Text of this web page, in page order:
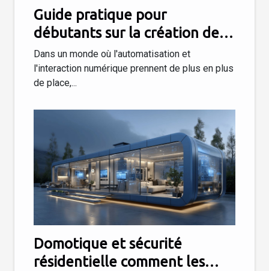
Guide pratique pour
débutants sur la création de
chatbots intelligents sans
coder
Dans un monde où l'automatisation et
l'interaction numérique prennent de plus en plus
de place,...
Domotique et sécurité
résidentielle comment les